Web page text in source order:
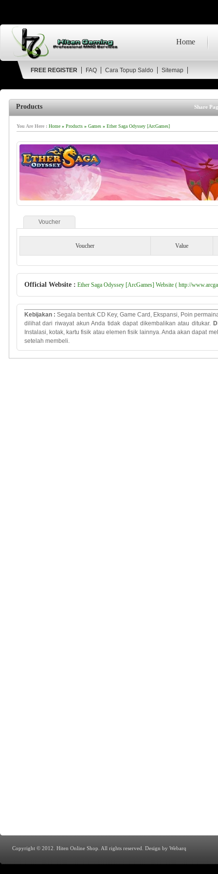
Home
FREE REGISTER FAQ Cara Topup Saldo Sitemap
Products Share
You Are Here : Home» Products» Games» Ether Saga Odyssey [ArcGames]
Voucher
Voucher Value
Official Website : Ether Saga Odyssey [ArcGames] Website ( http://
Kebijakan : Segala bentuk CD Key, Game Card, Ekspansi, Poin
dilihat dari riwayat akun Anda tidak dapat dikembalikan atau ditukar.
Instalasi, kotak, kartu fisik atau elemen fisik lainnya.Anda akan dapat
setelah membeli.
Copyright © 2012. Hiten Online Shop. All rights reserved.Design by Webarq